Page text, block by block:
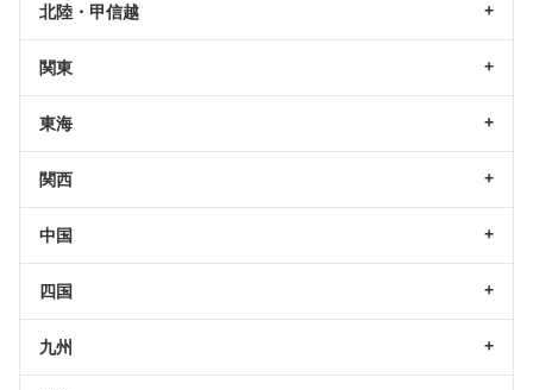
北陸・甲信越
関東
東海
関西
中国
四国
九州